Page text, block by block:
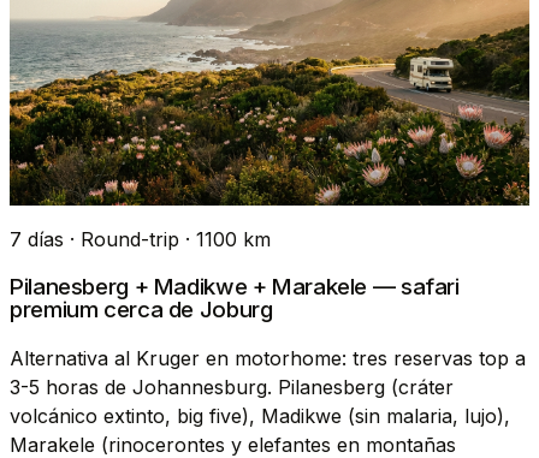
7 días · Round-trip · 1100 km
Pilanesberg + Madikwe + Marakele — safari
premium cerca de Joburg
Alternativa al Kruger en motorhome: tres reservas top a
3-5 horas de Johannesburg. Pilanesberg (cráter
volcánico extinto, big five), Madikwe (sin malaria, lujo),
Marakele (rinocerontes y elefantes en montañas